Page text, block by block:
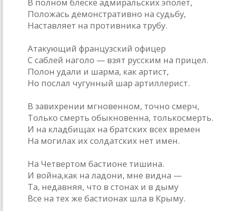
В полном блеске адмиральских эполет,
Положась демонстративно на судьбу,
Наставляет на противника трубу.
Атакующий французский офицер
С саблей наголо — взят русским на прицел.
Полон удали и шарма, как артист,
Но послал чугунный шар артиллерист.
В завихрении мгновенном, точно смерч,
Только смерть обыкновенна, толькосмерть.
И на кладбищах на братских всех времен
На могилах их солдатских нет имен.
На Четвертом бастионе тишина.
И война,как на ладони, мне видна —
Та, недавняя, что в стонах и в дыму
Все на тех же бастионах шла в Крыму.